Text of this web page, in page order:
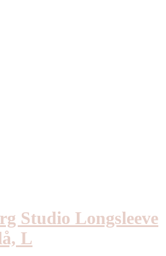
Studio Longsleeve
L